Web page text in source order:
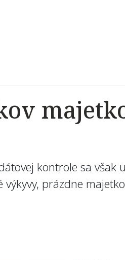
kontrole sa však
prázdne